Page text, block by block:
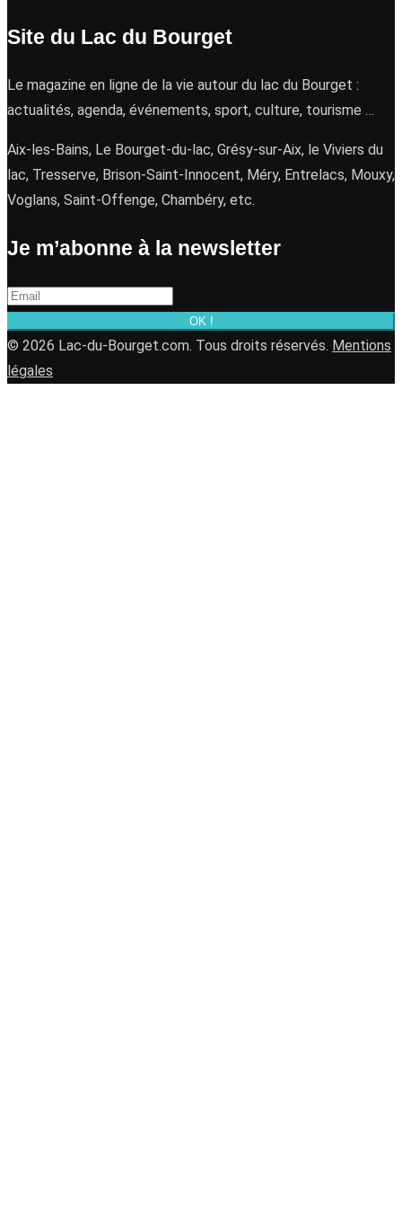
Site du Lac du Bourget
Le magazine en ligne de la vie autour du lac du Bourget :
actualités, agenda, événements, sport, culture, tourisme …
Aix-les-Bains, Le Bourget-du-lac, Grésy-sur-Aix, le Viviers du
lac, Tresserve, Brison-Saint-Innocent, Méry, Entrelacs, Mouxy,
Voglans, Saint-Offenge, Chambéry, etc.
Je m’abonne à la newsletter
OK !
© 2026 Lac-du-Bourget.com. Tous droits réservés. Mentions
légales